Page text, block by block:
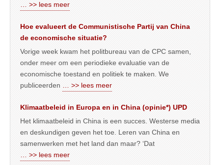
… >> lees meer
Hoe evalueert de Communistische Partij van China
de economische situatie?
Vorige week kwam het politbureau van de CPC samen,
onder meer om een periodieke evaluatie van de
economische toestand en politiek te maken. We
publiceerden … >> lees meer
Klimaatbeleid in Europa en in China (opinie*) UPD
Het klimaatbeleid in China is een succes. Westerse media
en deskundigen geven het toe. Leren van China en
samenwerken met het land dan maar? ‘Dat
… >> lees meer